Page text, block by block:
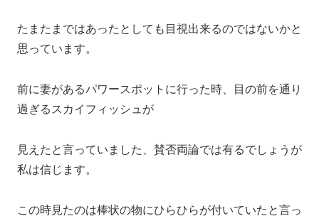
たまたまではあったとしても目視出来るのではないかと
思っています。
前に妻があるパワースポットに行った時、目の前を通り
過ぎるスカイフィッシュが
見えたと言っていました、賛否両論では有るでしょうが
私は信じます。
この時見たのは棒状の物にひらひらが付いていたと言っ